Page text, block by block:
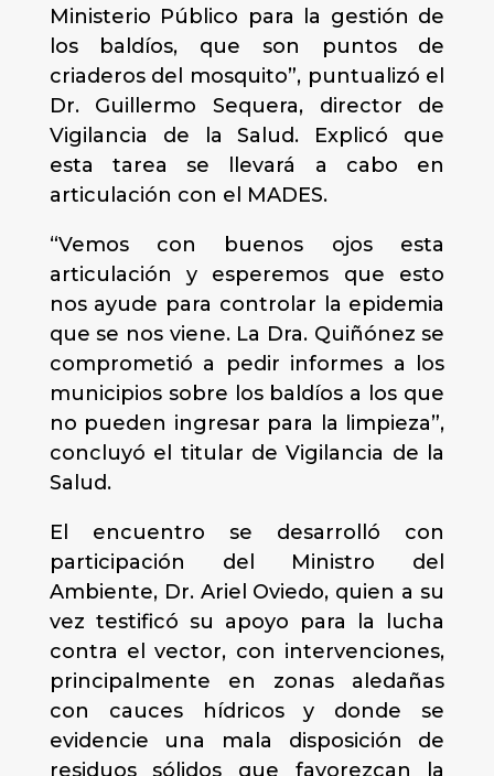
Ministerio Público para la gestión de
los baldíos, que son puntos de
criaderos del mosquito”, puntualizó el
Dr. Guillermo Sequera, director de
Vigilancia de la Salud. Explicó que
esta tarea se llevará a cabo en
articulación con el MADES.
“Vemos con buenos ojos esta
articulación y esperemos que esto
nos ayude para controlar la epidemia
que se nos viene. La Dra. Quiñónez se
comprometió a pedir informes a los
municipios sobre los baldíos a los que
no pueden ingresar para la limpieza”,
concluyó el titular de Vigilancia de la
Salud.
El encuentro se desarrolló con
participación del Ministro del
Ambiente, Dr. Ariel Oviedo, quien a su
vez testificó su apoyo para la lucha
contra el vector, con intervenciones,
principalmente en zonas aledañas
con cauces hídricos y donde se
evidencie una mala disposición de
residuos sólidos que favorezcan la